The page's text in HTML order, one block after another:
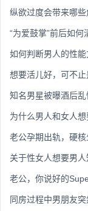
纵欲过度会带来哪些
“为爱鼓掌”前后如何
如何判断男人的性
想要活儿好，可不
知名男星被曝酒后乱
为什么男人和女人
老公孕期出轨，硬
关于性女人想要男
老公，你说好的
同房过程中男朋友